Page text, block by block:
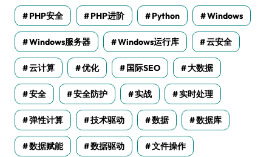
PHP安全 PHP进阶 Python Windows
Windows服务器 Windows运行库 云安全
云计算 优化 国际SEO 大数据
安全 安全防护 实战 实时处理
弹性计算 技术驱动 数据 数据库
数据赋能 数据驱动 文件操作